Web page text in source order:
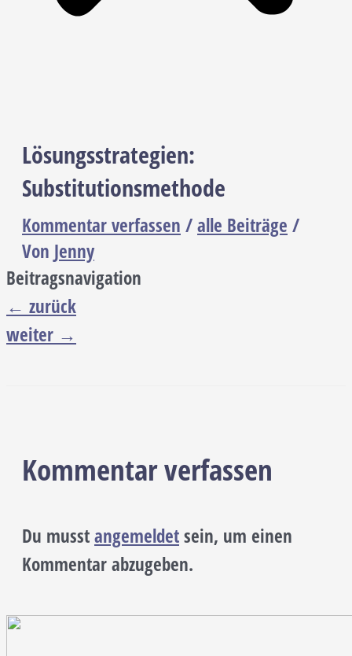
Lösungsstrategien:
Substitutionsmethode
Kommentar verfassen /alle Beiträge /
Von Jenny
Beitragsnavigation
← zurück
weiter →
Kommentar verfassen
Du musstangemeldetsein, um einen
Kommentar abzugeben.